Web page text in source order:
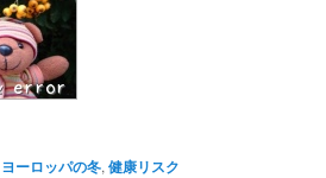
ヨーロッパの冬,健康リスク